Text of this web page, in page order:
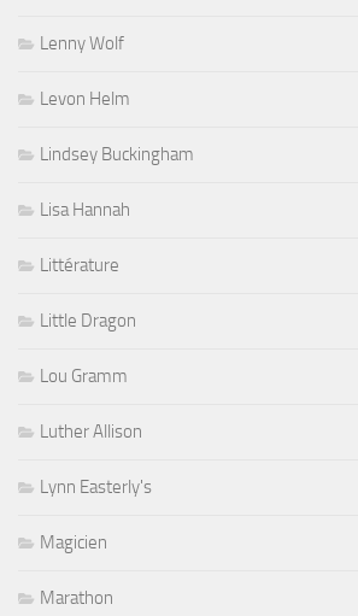
Lenny Wolf
Levon Helm
Lindsey Buckingham
Lisa Hannah
Littérature
Little Dragon
Lou Gramm
Luther Allison
Lynn Easterly's
Magicien
Marathon